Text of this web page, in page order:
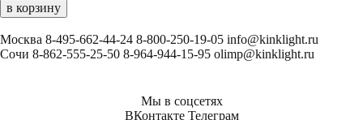
в корзину
Москва 8-495-662-44-24 8-800-250-19-05 info@kinklight.ru
Сочи 8-862-555-25-50 8-964-944-15-95 olimp@kinklight.ru
Мы в соцсетях
ВКонтакте Телеграм